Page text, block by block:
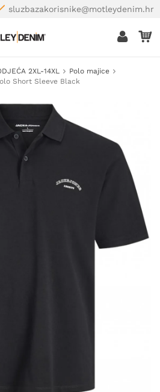
sluzbazakorisnike@motleydenim.hr
2XL-14XL
Polo majice
Short Sleeve Black